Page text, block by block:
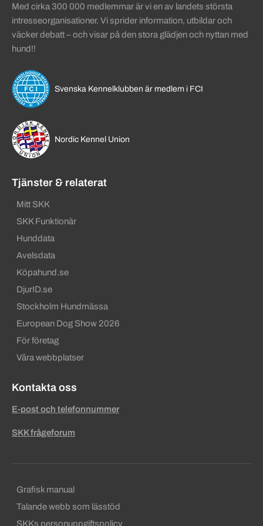
Med cirka 300 000 medlemmar är vi en av landets största
intresseorganisationer. Vi sprider information, utbildar och
väcker debatt – och visar på den stora glädjen och nyttan med
hund!!
Svenska Kennelklubben är medlem i FCI
Nordic Kennel Union
Tjänster & relaterat
Mitt SKK
SKK Funktionär
Hunddata
Avelsdata
Köpahund.se
DjurID.se
Stockholm Hundmässa
European Dog Show 2026
För företag
Våra webbplatser
Kontakta oss
E-post och telefonnummer
SKK frågeforum
Sekundära sidfotslänkar
Grafisk manual
Talande webb som lässtöd
SKKs personuppgiftspolicy